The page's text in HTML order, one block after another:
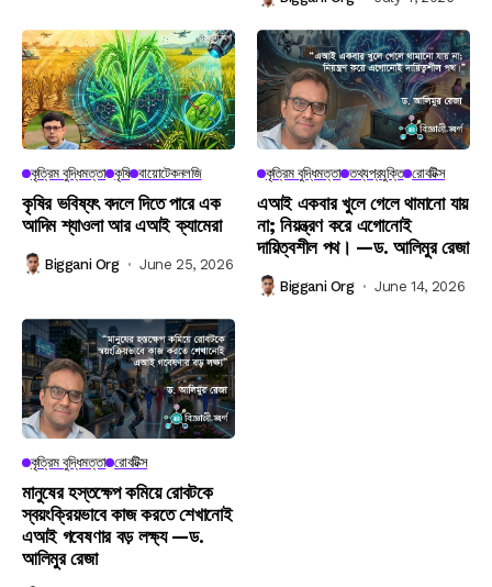
কৃত্রিম বুদ্ধিমত্তা কৃষি বায়োটেকনলজি
কৃষির ভবিষ্যৎ বদলে দিতে পারে এক
আদিম শ্যাওলা আর এআই ক্যামেরা
Biggani Org June 25, 2026
কৃত্রিম বুদ্ধিমত্তা তথ্যপ্রযুক্তি রোবটিক্স
এআই একবার খুলে গেলে থামানো যায়
না; নিয়ন্ত্রণ করে এগোনোই
দায়িত্বশীল পথ। —ড. আলিমুর রেজা
Biggani Org June 14, 2026
কৃত্রিম বুদ্ধিমত্তা রোবটিক্স
মানুষের হস্তক্ষেপ কমিয়ে রোবটকে
স্বয়ংক্রিয়ভাবে কাজ করতে শেখানোই
এআই গবেষণার বড় লক্ষ্য —ড.
আলিমুর রেজা